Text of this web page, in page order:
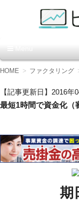
コ
テ
ン
ツ
動
HOME ファクタリング
【記事更新日】2016年
最短1時間で資金化（
期